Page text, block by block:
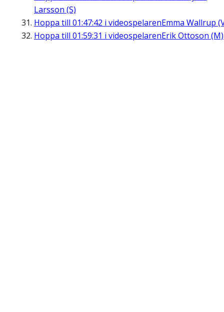
Larsson (S)
Hoppa till 01:47:42 i videospelarenEmma Wallrup
Hoppa till 01:59:31 i videospelarenErik Ottoson (M)